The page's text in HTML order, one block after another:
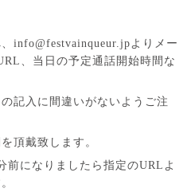
info@festvainqueur.jpよりメー
、当日の予定通話開始時間な
記入に間違いがないようご注
頂戴致します。
前になりましたら指定のURLよ